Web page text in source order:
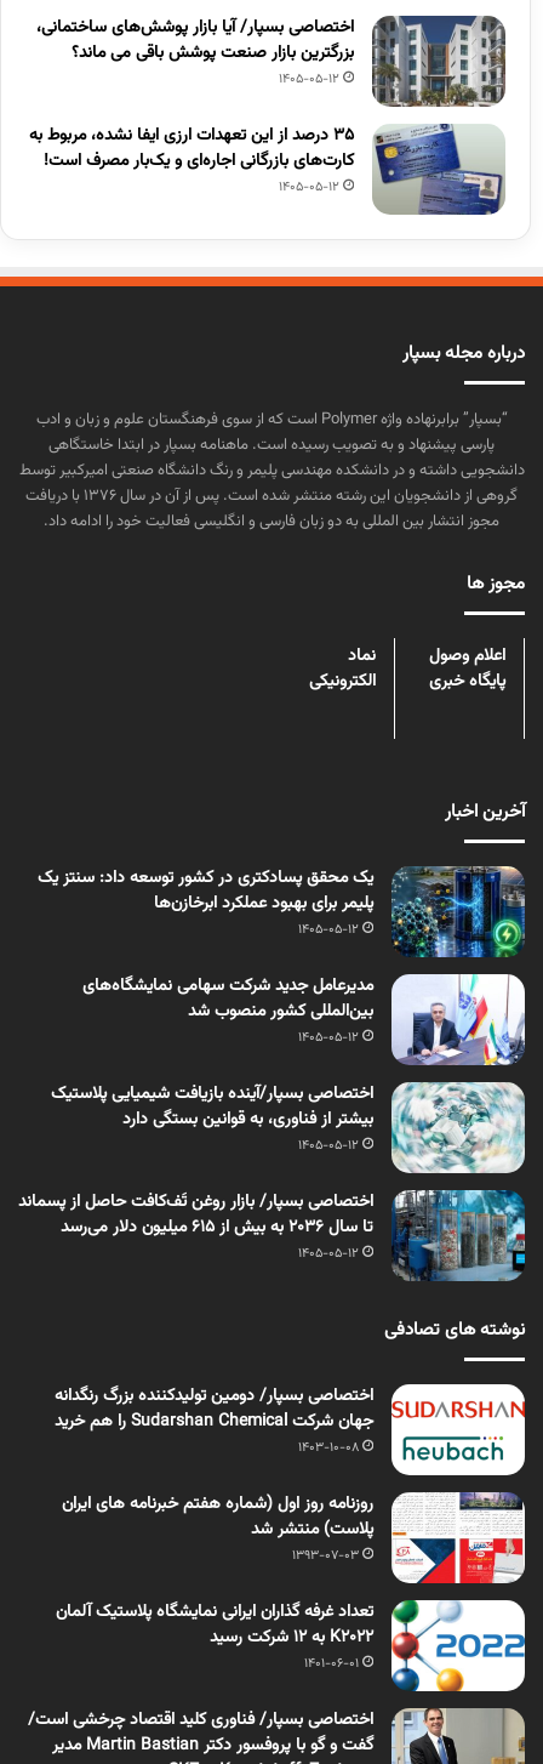
اختصاصی بسپار/ آیا بازار پوشش‌های ساختمانی،
بزرگترین بازار صنعت پوشش باقی می ماند؟
1405-05-12
۳۵ درصد از این تعهدات ارزی ایفا نشده، مربوط به
کارت‌های بازرگانی اجاره‌ای و یک‌بار مصرف است!
1405-05-12
درباره مجله بسپار
“بسپار” برابرنهاده واژه Polymer است که از سوی فرهنگستان علوم و زبان و ادب
پارسی پیشنهاد و به تصویب رسیده است. ماهنامه بسپار در ابتدا خاستگاهی
دانشجویی داشته و در دانشکده مهندسی پلیمر و رنگ دانشگاه صنعتی امیرکبیر توسط
گروهی از دانشجویان این رشته منتشر شده است. پس از آن در سال ۱۳۷۶ با دریافت
مجوز انتشار بین المللی به دو زبان فارسی و انگلیسی فعالیت خود را ادامه داد.
مجوز ها
اعلام وصول
پایگاه خبری
نماد
الکترونیکی
آخرین اخبار
یک محقق پسادکتری در کشور توسعه داد: سنتز یک
پلیمر برای بهبود عملکرد ابرخازن‌ها
1405-05-12
مدیرعامل جدید شرکت سهامی نمایشگاه‌های
بین‌المللی کشور منصوب شد
1405-05-12
اختصاصی بسپار/آینده بازیافت شیمیایی پلاستیک
بیشتر از فناوری، به قوانین بستگی دارد
1405-05-12
اختصاصی بسپار/ بازار روغن تَف‌کافت حاصل از پسماند
تا سال ۲۰۳۶ به بیش از ۶۱۵ میلیون دلار می‌رسد
1405-05-12
نوشته های تصادفی
اختصاصی بسپار/ دومین تولیدکننده بزرگ رنگدانه
جهان شرکت Sudarshan Chemical را هم خرید
1403-10-08
روزنامه روز اول (شماره هفتم خبرنامه های ایران
پلاست) منتشر شد
1393-07-03
تعداد غرفه گذاران ایرانی نمایشگاه پلاستیک آلمان
K2022 به 12 شرکت رسید
1401-06-01
اختصاصی بسپار/ فناوری کلید اقتصاد چرخشی است/
گفت و گو با پروفسور دکتر Martin Bastian مدیر